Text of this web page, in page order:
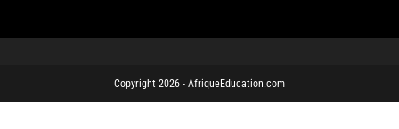
Copyright 2026 - AfriqueEducation.com